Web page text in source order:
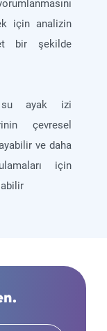
için analizin
bir şekilde
su ayak izi
çevresel
ve daha
için